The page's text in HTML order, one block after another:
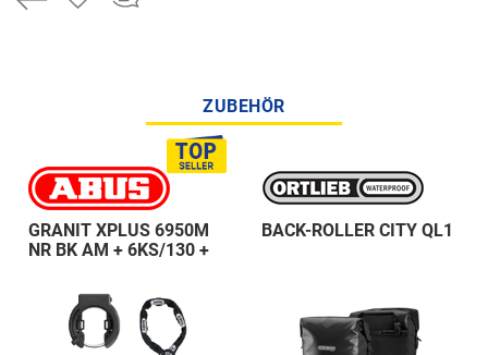
ZUBEHÖR
GRANIT XPLUS 6950M
NR BK AM + 6KS/130 +
BACK-ROLLER CITY QL1